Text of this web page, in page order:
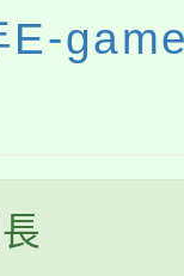
導中心
、社會
E-